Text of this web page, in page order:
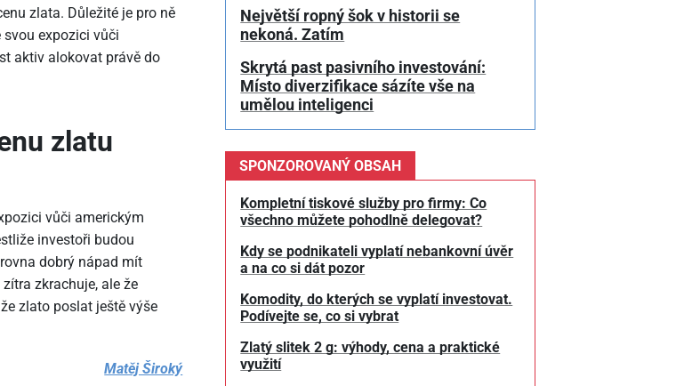
zlata. Důležité je pro ně
expozici vůči
aktiv alokovat právě do
zlatu
vůči americkým
investoři budou
dobrý nápad mít
zkrachuje, ale že
zlato poslat ještě výše
Matěj Široký
Největší ropný šok v historii se
nekoná. Zatím
Skrytá past pasivního investování:
Místo diverzifikace sázíte vše na
umělou inteligenci
SPONZOROVANÝ OBSAH
Kompletní tiskové služby pro firmy: Co
všechno můžete pohodlně delegovat?
Kdy se podnikateli vyplatí nebankovní úvěr
a na co si dát pozor
Komodity, do kterých se vyplatí investovat.
Podívejte se, co si vybrat
Zlatý slitek 2 g: výhody, cena a praktické
využití